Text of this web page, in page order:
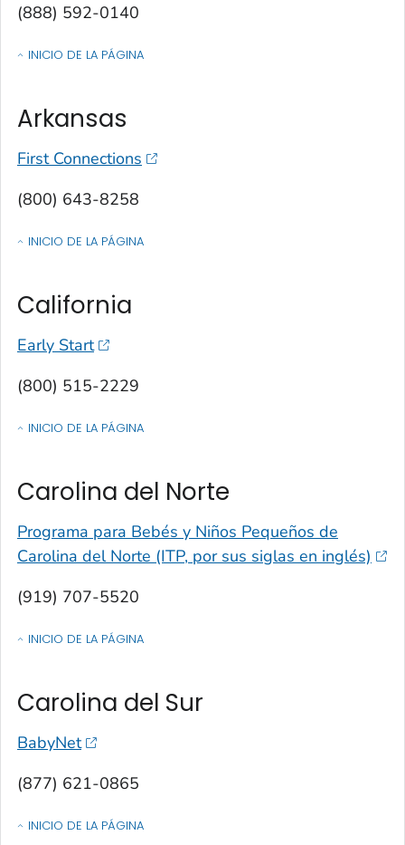
(888) 592-0140
INICIO DE LA PÁGINA
OF CONTACTOS POR ESTADO, TERRITORIO O ESTADO LIBRE
Arkansas
First Connections
(800) 643-8258
INICIO DE LA PÁGINA
OF CONTACTOS POR ESTADO, TERRITORIO O ESTADO LIBRE
California
Early Start
(800) 515-2229
INICIO DE LA PÁGINA
OF CONTACTOS POR ESTADO, TERRITORIO O ESTADO LIBRE
Carolina del Norte
Programa para Bebés y Niños Pequeños de
Carolina del Norte (ITP, por sus siglas en inglés)
(919) 707-5520
INICIO DE LA PÁGINA
OF CONTACTOS POR ESTADO, TERRITORIO O ESTADO LIBRE
Carolina del Sur
BabyNet
(877) 621-0865
INICIO DE LA PÁGINA
OF CONTACTOS POR ESTADO, TERRITORIO O ESTADO LIBRE